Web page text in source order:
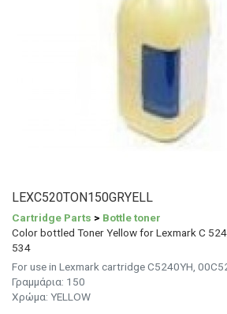
LEXC520TON150GRYELL
Cartridge Parts > Bottle toner
Color bottled Toner Yellow for Lexmark C
534
For use in Lexmark cartridge C5240YH,
Γραμμάρια: 150
Χρώμα: YELLOW